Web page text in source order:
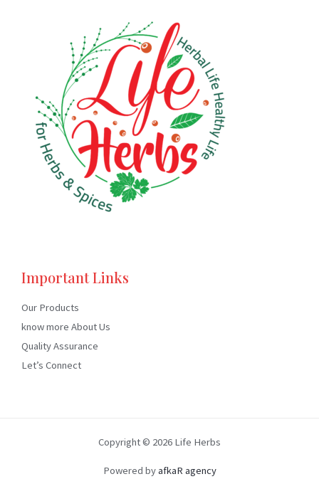
Important Links
Our Products
know more About Us
Quality Assurance
Let’s Connect
Copyright © 2026 Life Herbs
Powered byafkaR agency